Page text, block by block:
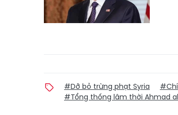
#Dỡ bỏ trừng phạt Syria
#Tổng thống lâm thời Ahmad